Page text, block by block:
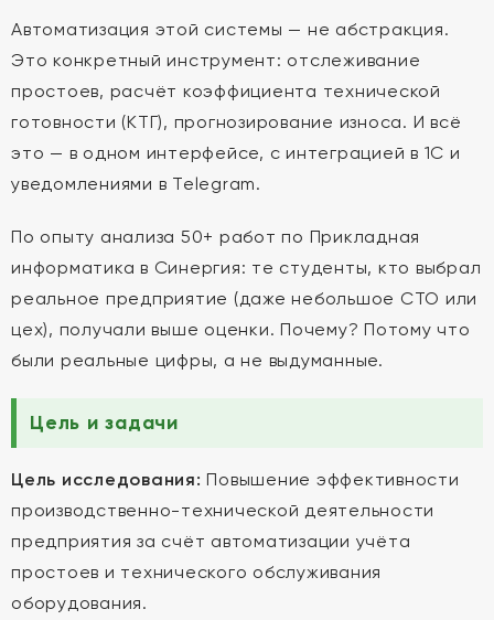
Автоматизация этой системы — не абстракция.
Это конкретный инструмент: отслеживание
простоев, расчёт коэффициента технической
готовности (КТГ), прогнозирование износа. И всё
это — в одном интерфейсе, с интеграцией в 1С и
уведомлениями в Telegram.
По опыту анализа 50+ работ по Прикладная
информатика в Синергия: те студенты, кто выбрал
реальное предприятие (даже небольшое СТО или
цех), получали выше оценки. Почему? Потому что
были реальные цифры, а не выдуманные.
Цель и задачи
Цель исследования: Повышение эффективности
производственно-технической деятельности
предприятия за счёт автоматизации учёта
простоев и технического обслуживания
оборудования.